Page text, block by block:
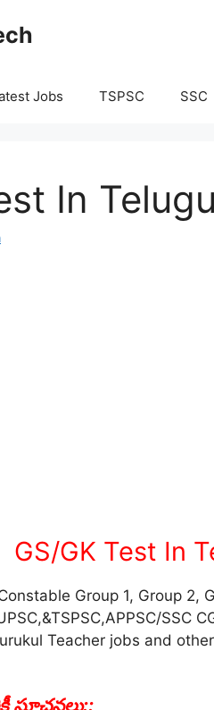
Jobs TSPSC SSC
In
GS/GK Test In
Group 1, Group 2,
SSC
Teacher jobs and
సూచనలు::